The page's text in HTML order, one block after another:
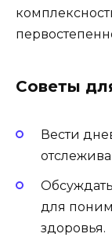
Советы
Вести
для
здоровья.